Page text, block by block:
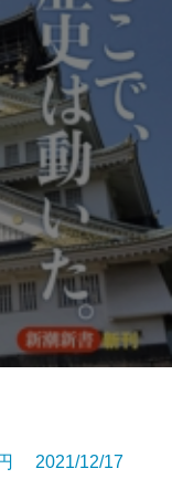
2021/12/17